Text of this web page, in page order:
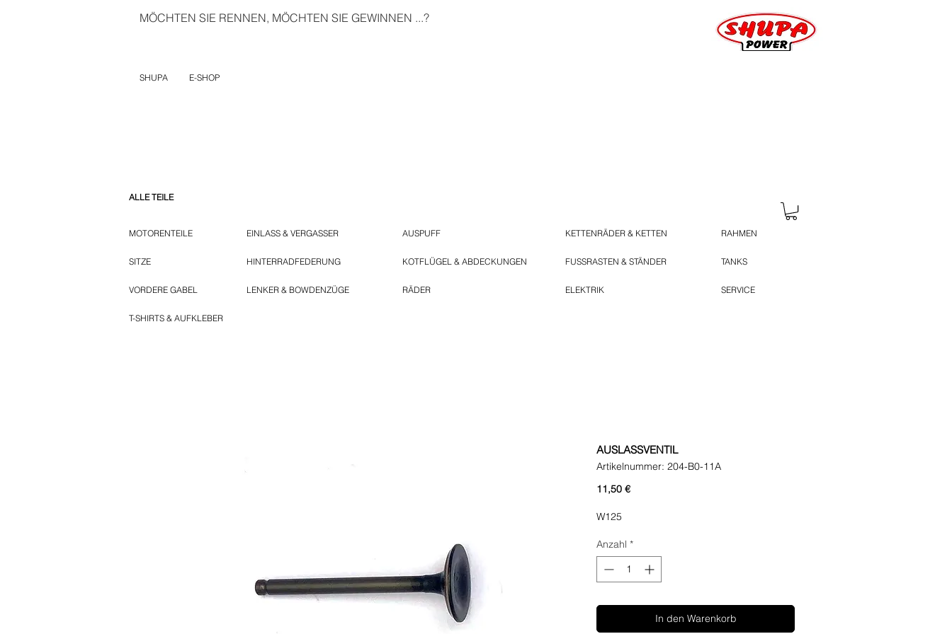
MÖCHTEN SIE RENNEN, MÖCHTEN SIE GEWINNEN ...?
SHUPA E-SHOP
ALLE TEILE
MOTORENTEILE
SITZE
VORDERE GABEL
EINLASS & VERGASSER
HINTERRADFEDERUNG
LENKER & BOWDENZÜGE
AUSPUFF
KOTFLÜGEL & ABDECKUNGEN
RÄDER
KETTENRÄDER & KETTEN
FUSSRASTEN & STÄNDER
ELEKTRIK
RAHMEN
TANKS
SERVICE
T-SHIRTS & AUFKLEBER
AUSLASSVENTIL
Artikelnummer: 204-B0-11A
11,50 €Preis
W125
Anzahl *
In den Warenkorb